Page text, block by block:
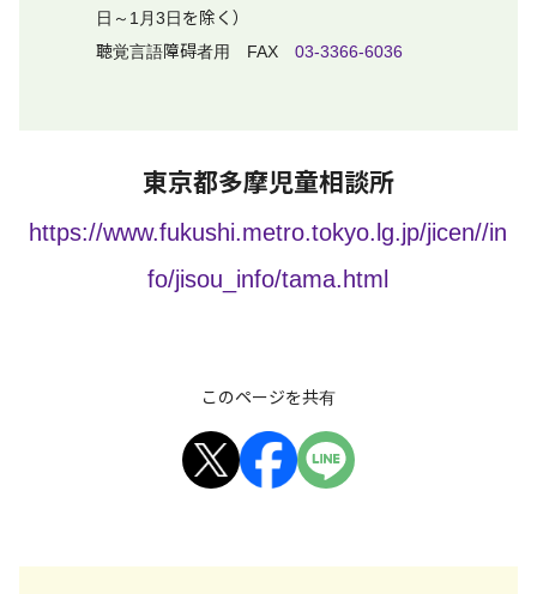
日～1月3日を除く）
聴覚言語障碍者用 FAX03-3366-6036
東京都多摩児童相談所
https://www.fukushi.metro.tokyo.lg.jp/jicen//in
fo/jisou_info/tama.html
このページを共有